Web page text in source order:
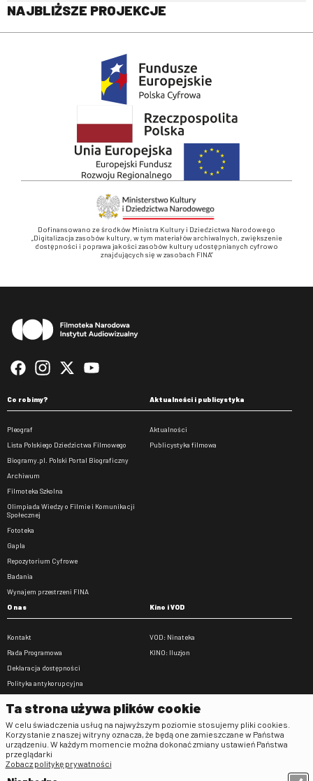
NAJBLIŻSZE PROJEKCJE
Dofinansowano ze środków Ministra Kultury i Dziedzictwa Narodowego
„Digitalizacja zasobów kultury, w tym materiałów archiwalnych, zwiększenie
dostępności i poprawa jakości zasobów kultury udostępnianych cyfrowo
znajdujących się w zasobach FINA”
Co robimy?
Pleograf
Lista Polskiego Dziedzictwa Filmowego
Biogramy.pl. Polski Portal Biograficzny
Archiwum
Filmoteka Szkolna
Olimpiada Wiedzy o Filmie i Komunikacji
Społecznej
Fototeka
Gapla
Repozytorium Cyfrowe
Badania
Wynajem przestrzeni FINA
Aktualności i publicystyka
Aktualności
Publicystyka filmowa
O nas
Kontakt
Rada Programowa
Deklaracja dostępności
Polityka antykorupcyjna
Zamówienia publiczne
Praca w FINA
Kino i VOD
VOD: Ninateka
KINO: Iluzjon
Regulaminy
Ta strona używa plików cookie
W celu świadczenia usług na najwyższym poziomie stosujemy pliki cookies.
Korzystanie z naszej witryny oznacza, że będą one zamieszczane w Państwa
urządzeniu. W każdym momencie można dokonać zmiany ustawień Państwa
przeglądarki
Zobacz politykę prywatności